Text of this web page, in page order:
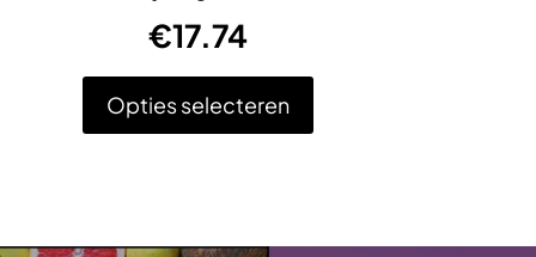
€17.74
Opties selecteren
variaties.